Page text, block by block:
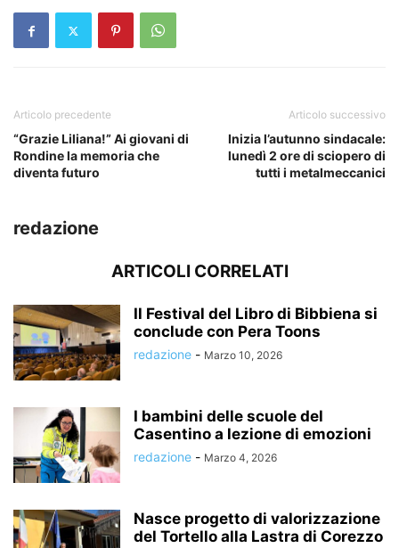
Articolo precedente
“Grazie Liliana!” Ai giovani di
Rondine la memoria che
diventa futuro
Articolo successivo
Inizia l’autunno sindacale:
lunedì 2 ore di sciopero di
tutti i metalmeccanici
redazione
ARTICOLI CORRELATI
Il Festival del Libro di Bibbiena si
conclude con Pera Toons
redazione - Marzo 10, 2026
I bambini delle scuole del
Casentino a lezione di emozioni
redazione - Marzo 4, 2026
Nasce progetto di valorizzazione
del Tortello alla Lastra di Corezzo